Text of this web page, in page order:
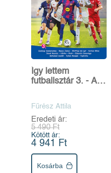
Így lettem
futballsztár 3. - A
ifjúkori történetei
Fűrész Attila
Eredeti ár:
5 490 Ft
Kötött ár:
4 941 Ft
Kosárba